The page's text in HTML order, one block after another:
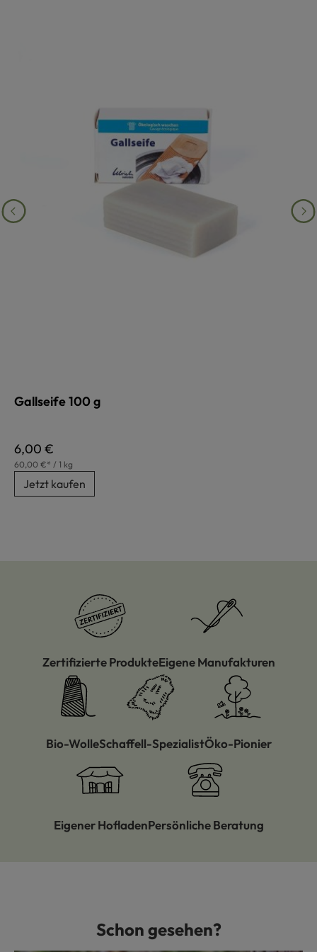
Gallseife 100 g
Regulärer Preis:
6,00 €
60,00 €* / 1 kg
Jetzt kaufen
Zertifizierte ProdukteEigene Manufakturen
Bio-WolleSchaffell-SpezialistÖko-Pionier
Eigener HofladenPersönliche Beratung
Produktgalerie überspringenSchon gesehen?